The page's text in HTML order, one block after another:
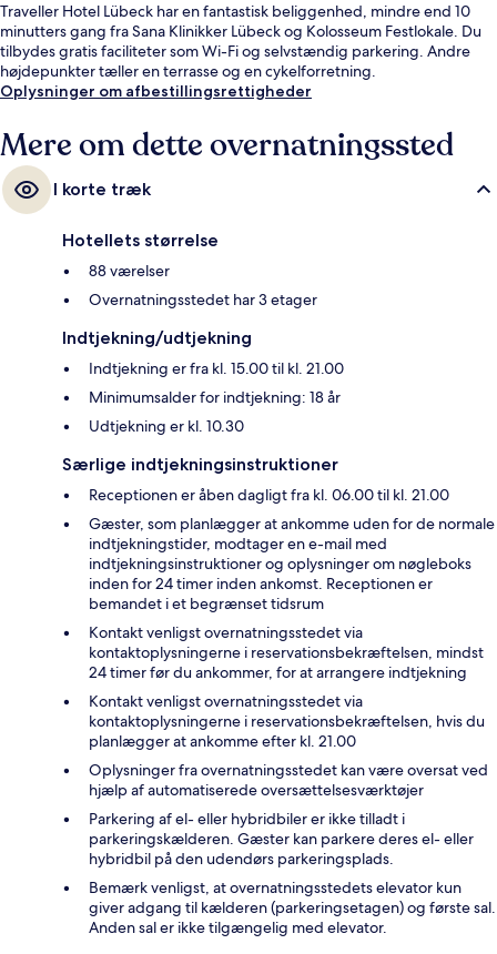
Traveller Hotel Lübeck har en fantastisk beliggenhed, mindre end 10
minutters gang fra Sana Klinikker Lübeck og Kolosseum Festlokale. Du
tilbydes gratis faciliteter som Wi-Fi og selvstændig parkering. Andre
højdepunkter tæller en terrasse og en cykelforretning.
Oplysninger om afbestillingsrettigheder
Mere om dette overnatningssted
I korte træk
Hotellets størrelse
88 værelser
Overnatningsstedet har 3 etager
Indtjekning/udtjekning
Indtjekning er fra kl. 15.00 til kl. 21.00
Minimumsalder for indtjekning: 18 år
Udtjekning er kl. 10.30
Særlige indtjekningsinstruktioner
Receptionen er åben dagligt fra kl. 06.00 til kl. 21.00
Gæster, som planlægger at ankomme uden for de normale
indtjekningstider, modtager en e-mail med
indtjekningsinstruktioner og oplysninger om nøgleboks
inden for 24 timer inden ankomst. Receptionen er
bemandet i et begrænset tidsrum
Kontakt venligst overnatningsstedet via
kontaktoplysningerne i reservationsbekræftelsen, mindst
24 timer før du ankommer, for at arrangere indtjekning
Kontakt venligst overnatningsstedet via
kontaktoplysningerne i reservationsbekræftelsen, hvis du
planlægger at ankomme efter kl. 21.00
Oplysninger fra overnatningsstedet kan være oversat ved
hjælp af automatiserede oversættelsesværktøjer
Parkering af el- eller hybridbiler er ikke tilladt i
parkeringskælderen. Gæster kan parkere deres el- eller
hybridbil på den udendørs parkeringsplads.
Bemærk venligst, at overnatningsstedets elevator kun
giver adgang til kælderen (parkeringsetagen) og første sal.
Anden sal er ikke tilgængelig med elevator.